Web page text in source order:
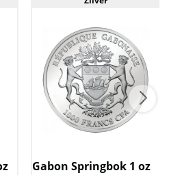
een plastic gripzakje
Gabon Springbok 1 oz